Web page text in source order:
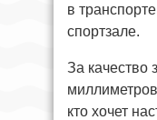
в
спортзале.
За качество
кто хочет